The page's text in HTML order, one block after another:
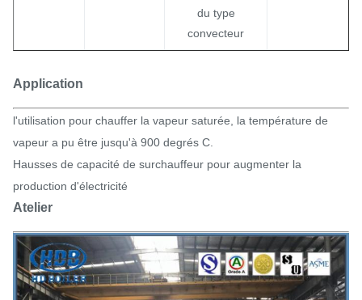
du type
convecteur
Application
l'utilisation pour chauffer la vapeur saturée, la température de
vapeur a pu être jusqu'à 900 degrés C.
Hausses de capacité de surchauffeur pour augmenter la
production d'électricité
Atelier